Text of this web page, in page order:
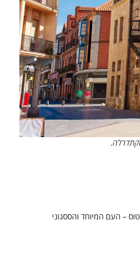
– העם המיוחד והססגוני